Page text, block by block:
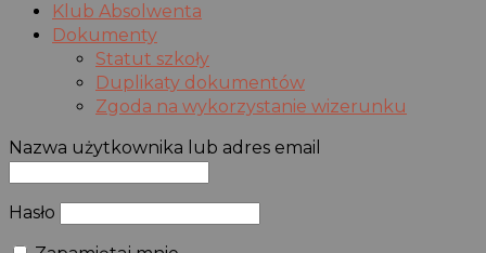
Klub Absolwenta
Dokumenty
Statut szkoły
Duplikaty dokumentów
Zgoda na wykorzystanie wizerunku
Nazwa użytkownika lub adres email
Hasło